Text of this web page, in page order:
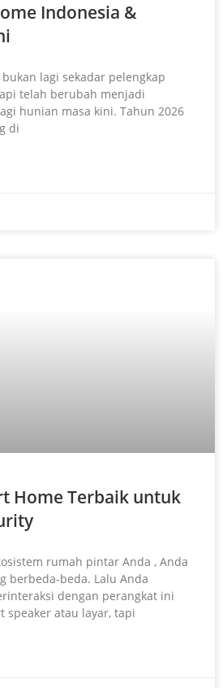
Indonesia &
lagi sekadar pelengkap
telah berubah menjadi
hunian masa kini. Tahun 2026
di
Home Terbaik untuk
rumah pintar Anda , Anda
berbeda-beda. Lalu Anda
dengan perangkat ini
speaker atau layar, tapi